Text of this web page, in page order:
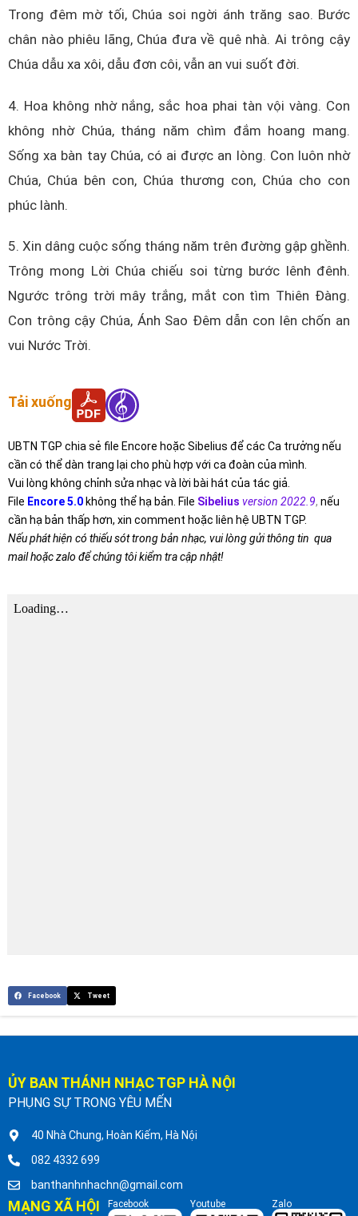
Trong đêm mờ tối, Chúa soi ngời ánh trăng sao. Bước
chân nào phiêu lãng, Chúa đưa về quê nhà. Ai trông cậy
Chúa dẫu xa xôi, dẫu đơn côi, vẫn an vui suốt đời.
4. Hoa không nhờ nắng, sắc hoa phai tàn vội vàng. Con
không nhờ Chúa, tháng năm chìm đắm hoang mang.
Sống xa bàn tay Chúa, có ai được an lòng. Con luôn nhờ
Chúa, Chúa bên con, Chúa thương con, Chúa cho con
phúc lành.
5. Xin dâng cuộc sống tháng năm trên đường gập ghềnh.
Trông mong Lời Chúa chiếu soi từng bước lênh đênh.
Ngước trông trời mây trắng, mắt con tìm Thiên Đàng.
Con trông cậy Chúa, Ánh Sao Đêm dẫn con lên chốn an
vui Nước Trời.
Tải xuống
UBTN TGP chia sẻ file Encore hoặc Sibelius để các Ca trưởng nếu
cần có thể dàn trang lại cho phù hợp với ca đoàn của mình.
Vui lòng không chỉnh sửa nhạc và lời bài hát của tác giả.
File Encore 5.0 không thể hạ bản. File Sibelius version 2022.9, nếu
cần hạ bản thấp hơn, xin comment hoặc liên hệ UBTN TGP.
Nếu phát hiện có thiếu sót trong bản nhạc, vui lòng gửi thông tin qua
mail hoặc zalo để chúng tôi kiểm tra cập nhật!
Facebook Tweet
ỦY BAN THÁNH NHẠC TGP HÀ NỘI
PHỤNG SỰ TRONG YÊU MẾN
40 Nhà Chung, Hoàn Kiếm, Hà Nội
082 4332 699
banthanhnhachn@gmail.com
MẠNG XÃ HỘI Facebook Youtube Zalo